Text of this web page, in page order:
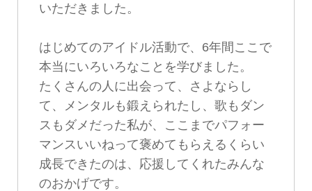
いただきました。
はじめてのアイドル活動で、6年間ここで
本当にいろいろなことを学びました。
たくさんの人に出会って、さよならし
て、メンタルも鍛えられたし、歌もダン
スもダメだった私が、ここまでパフォー
マンスいいねって褒めてもらえるくらい
成長できたのは、応援してくれたみんな
のおかげです。